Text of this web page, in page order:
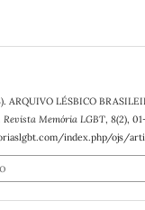
ARQUIVO LÉSBICO
Revista Memória LGBT, 8(2),
index.php/ojs/